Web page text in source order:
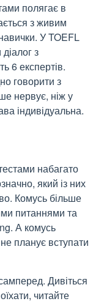
полягає в
з живим
У TOEFL
з
6 експертів.
говорити з
нервує, ніж у
індивідуальна.
набагато
який із них
Комусь більше
питаннями та
А комусь
планує вступати
Дивіться
читайте